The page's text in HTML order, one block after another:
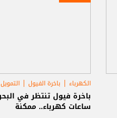
الكهرباء باخرة الفيول التمويل
ساعات كهرباء.. ممكنة